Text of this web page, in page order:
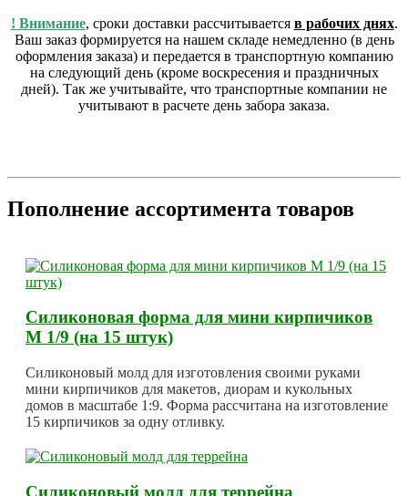
! Внимание, сроки доставки рассчитывается в рабочих днях.
Ваш заказ формируется на нашем складе немедленно (в день
оформления заказа) и передается в транспортную компанию
на следующий день (кроме воскресения и праздничных
дней). Так же учитывайте, что транспортные компании не
учитывают в расчете день забора заказа.
Пополнение ассортимента товаров
Силиконовая форма для мини кирпичиков
М 1/9 (на 15 штук)
Силиконовый молд для изготовления своими руками
мини кирпичиков для макетов, диорам и кукольных
домов в масштабе 1:9. Форма рассчитана на изготовление
15 кирпичиков за одну отливку.
Силиконовый молд для террейна